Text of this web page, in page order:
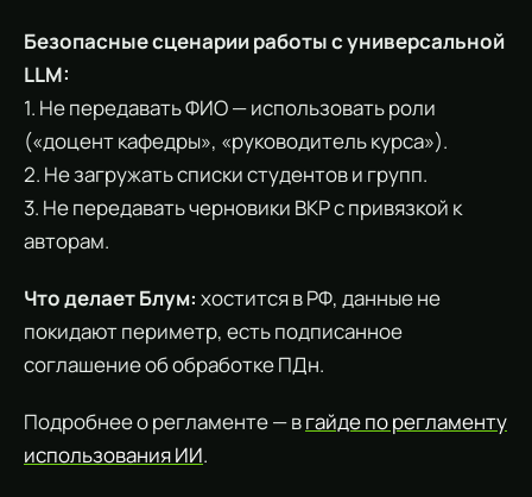
Безопасные сценарии работы с универсальной
LLM:
1. Не передавать ФИО — использовать роли
(«доцент кафедры», «руководитель курса»).
2. Не загружать списки студентов и групп.
3. Не передавать черновики ВКР с привязкой к
авторам.
Что делает Блум: хостится в РФ, данные не
покидают периметр, есть подписанное
соглашение об обработке ПДн.
Подробнее о регламенте — вгайде по регламенту
использования ИИ.